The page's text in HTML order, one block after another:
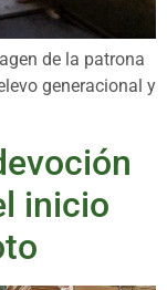
de la patrona
generacional y
inicio